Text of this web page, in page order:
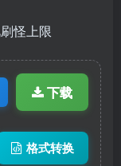
怪上限
下载
格式转换